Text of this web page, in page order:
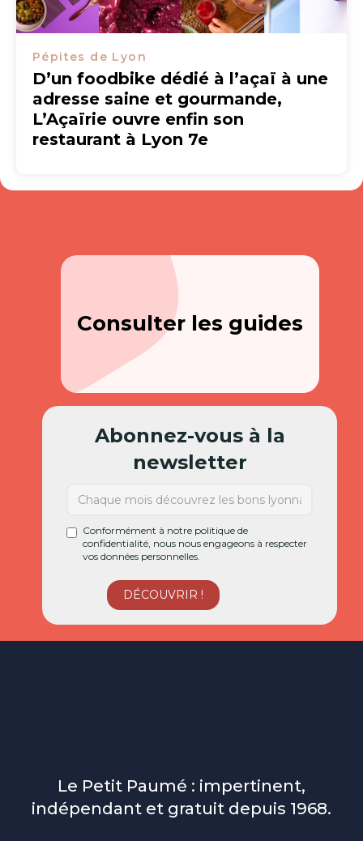
Pépites de Lyon
D’un foodbike dédié à l’açaï à une
adresse saine et gourmande,
L’Açaïrie ouvre enfin son
restaurant à Lyon 7e
Consulter les guides
Abonnez-vous à la
newsletter
Conformément à notre politique de
confidentialité, nous nous engageons à respecter
vos données personnelles.
Le Petit Paumé : impertinent,
indépendant et gratuit depuis 1968.